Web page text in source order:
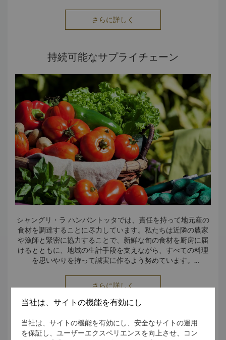
• 私たちの行動指針である18Rモデル：再考、拒否、削減、再
利用、修理、改修、再製造、再利用、リサイクル、回復、復
• 18Rを環境と社会に永続的な影響を与えるための青写真と
し、これらのアクションによって、廃棄物を最小限に抑え、
資源を再生し、地域社会をサポートします。
さらに詳しく
持続可能なサプライチェーン
シャングリ・ラ ハンバントッタでは、責任を持って地元産の
食材を調達することに尽力しています。私たちは近隣の農家
や漁師と緊密に協力することで、新鮮な旬の食材を厨房に届
けるとともに、地域の生計手段を支えながら、すべての料理
を思いやりを持って誠実に作るよう努めています。
• 私たちはまた、品質と透明性を確保するために、倫理的かつ
追跡可能な調達を優先しています。
• 地元の生産者とのパートナーシップにより、地域社会の発展
ます。
• 地元産を選択することで、私たちは環境への影響を軽減する
さらに詳しく
文化遺産の支援
当社は、サイトの機能を有効にし
当社は、サイトの機能を有効にし、安全なサイトの運用
を保証し、ユーザーエクスペリエンスを向上させ、コン